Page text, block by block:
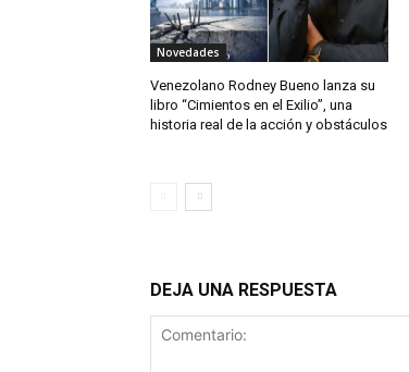
Novedades
Venezolano Rodney Bueno lanza su
libro “Cimientos en el Exilio”, una
historia real de la acción y obstáculos
DEJA UNA RESPUESTA